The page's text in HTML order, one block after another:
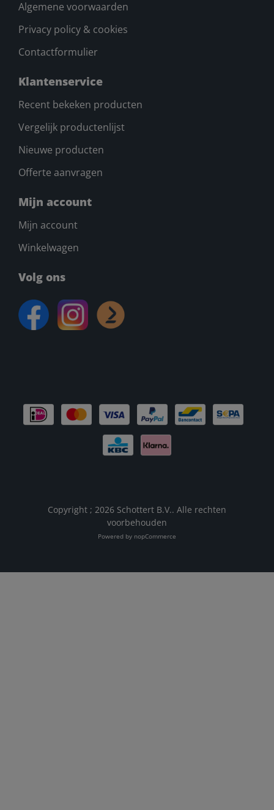
Algemene voorwaarden
Privacy policy & cookies
Contactformulier
Klantenservice
Recent bekeken producten
Vergelijk productenlijst
Nieuwe producten
Offerte aanvragen
Mijn account
Mijn account
Winkelwagen
Volg ons
Copyright ; 2026 Schottert B.V.. Alle rechten
voorbehouden
Powered by nopCommerce